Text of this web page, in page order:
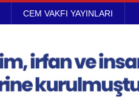
CEM VAKFI YAYINLARI